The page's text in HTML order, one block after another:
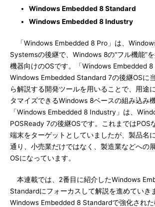
Windows Embedded 8 Standard
Windows Embedded 8 Industry
「Windows Embedded 8 Pro」は、
Systemsの後継で、Windows 8の“フル機能”
機器向けのOSです。「Windows Embedded 8
Windows Embedded Standard 7の後継OSに
ら解説する開発ツールを用いることで、用途
タマイズできるWindows 8ベースの組み込み
「Windows Embedded 8 Industry」は、
POSReady 7の後継OSです。これまではPOS
端末をターゲットとしていましたが、製品名
通り、小売業だけではなく、製造業などへの
OSになっています。
本連載では、2番目に紹介したWindows
Standardにフォーカスして解説を進めていき
Windows Embedded 8 Standardで強化された